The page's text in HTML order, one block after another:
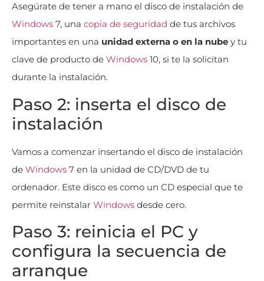
Asegúrate de tener a mano el disco de instalación de
Windows 7, una copia de seguridad de tus archivos
importantes en una unidad externa o en la nube y tu
clave de producto de Windows 10, si te la solicitan
durante la instalación.
Paso 2: inserta el disco de
instalación
Vamos a comenzar insertando el disco de instalación
de Windows 7 en la unidad de CD/DVD de tu
ordenador. Este disco es como un CD especial que te
permite reinstalar Windows desde cero.
Paso 3: reinicia el PC y
configura la secuencia de
arranque